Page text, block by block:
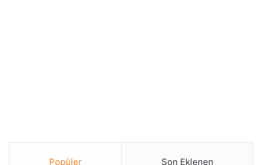
Popüler Son Eklenen